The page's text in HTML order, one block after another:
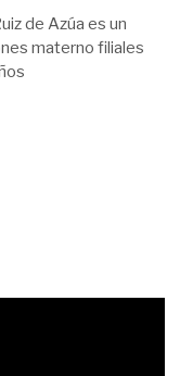
de Azúa es un
materno filiales